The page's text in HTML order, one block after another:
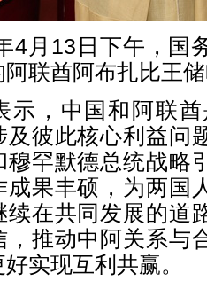
4月13日下午，国
联酋阿布扎比王
示，中国和阿联
及彼此核心利益问
穆罕默德总统战略
成果丰硕，为两国
续在共同发展的道
，推动中阿关系与
实现互利共赢。